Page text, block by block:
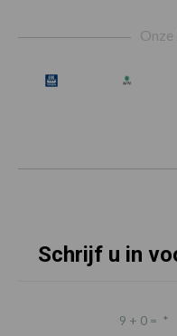
Schrijf u in
9 + 0 = *